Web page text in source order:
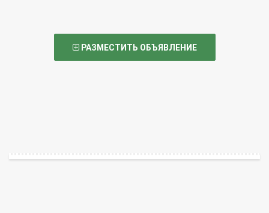
РАЗМЕСТИТЬ ОБЪЯВЛЕНИЕ